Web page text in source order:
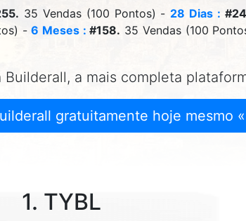
35 Vendas (100 Pontos) - 28 Dias :
-6 Meses : #158. 35 Vendas (100
a mais completa
gratuitamente hoje mesmo «
1. TYBL